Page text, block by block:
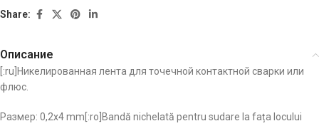
Share:
Описание
[:ru]Никелированная лента для точечной контактной сварки или
флюс.
Размер: 0,2х4 mm[:ro]Bandă nichelată pentru sudare la fața locului